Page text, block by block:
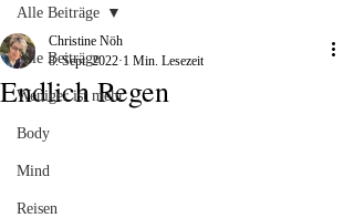
Alle Beiträge
Weniger ist mehr
Body
Mind
Reisen
Alle Beiträge
Endlich Regen
Christine Nöh
8. Sept. 2022 1 Min. Lesezeit